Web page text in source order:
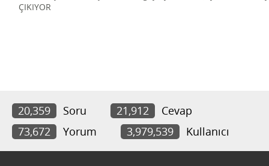
ÇIKIYOR
20,359 Soru 21,912
Cevap
73,672
Yorum 3,979,539 Kullanıcı